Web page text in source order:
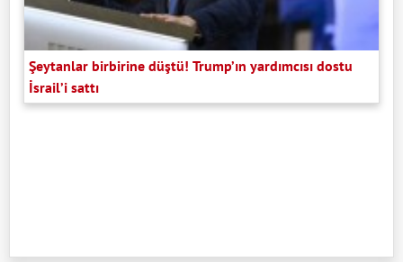
Şeytanlar birbirine düştü! Trump’ın yardımcısı dostu
İsrail’i sattı